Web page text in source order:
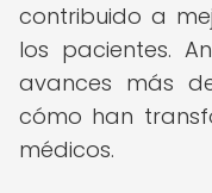
contribuido a
los pacientes.
avances más
cómo han
médicos.